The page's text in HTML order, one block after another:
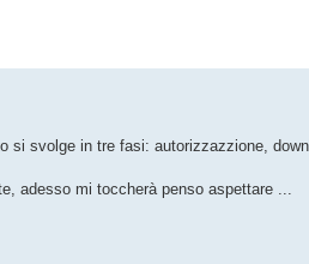
si svolge in tre fasi: autorizzazzione,
adesso mi toccherà penso aspettare ...